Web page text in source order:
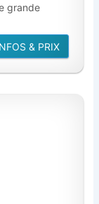
grande
& PRIX